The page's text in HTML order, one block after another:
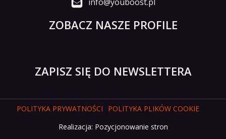
ZOBACZ NASZE PROFILE
ZAPISZ SIĘ DO NEWSLETTERA
POLITYKA PRYWATNOŚCI
POLITYKA PLIKÓW COOKIE
Realizacja: Pozycjonowanie stron